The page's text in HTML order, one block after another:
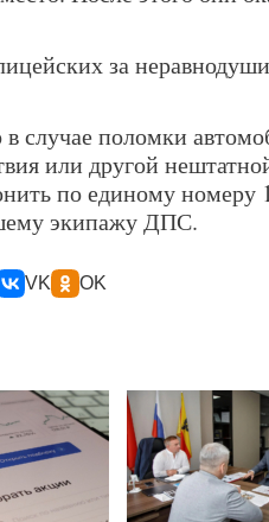
за
случае поломки
или другой
по единому номеру
экипажу ДПС.
VK OK